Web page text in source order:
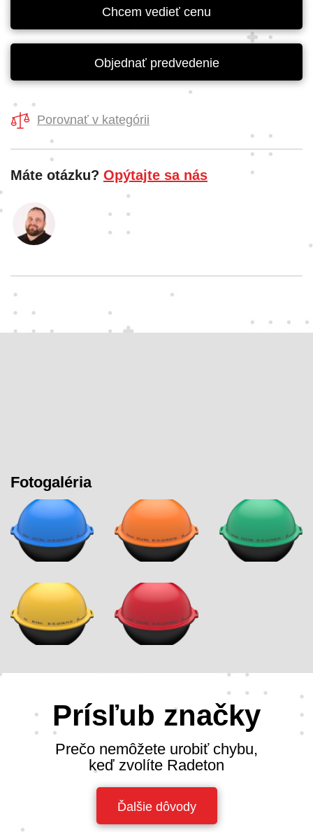
Chcem vedieť cenu
Objednať predvedenie
Porovnať v kategórii
Máte otázku? Opýtajte sa nás
Fotogaléria
Prísľub značky
Prečo nemôžete urobiť chybu,
keď zvolíte Radeton
Ďalšie dôvody